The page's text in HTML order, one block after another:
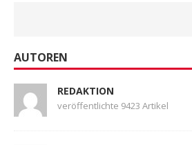
AUTOREN
REDAKTION
veröffentlichte 9423 Artikel